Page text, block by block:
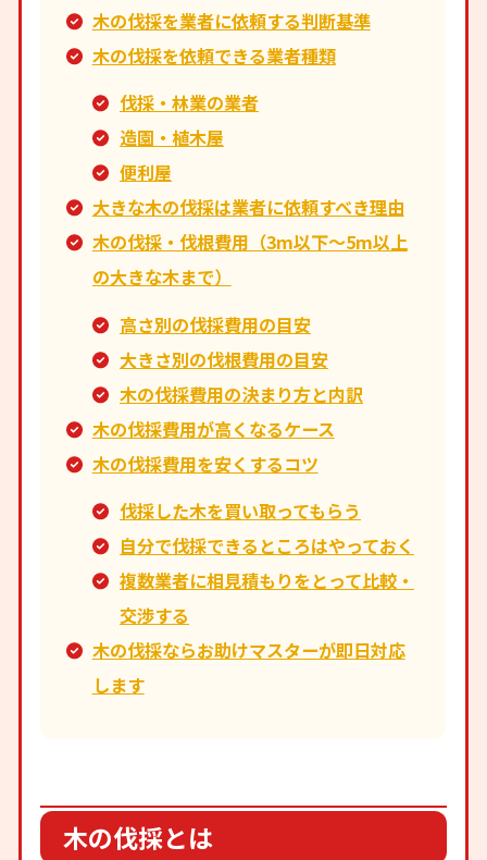
木の伐採を業者に依頼する判断基準
木の伐採を依頼できる業者種類
伐採・林業の業者
造園・植木屋
便利屋
大きな木の伐採は業者に依頼すべき理由
木の伐採・伐根費用（3m以下～5m以上
の大きな木まで）
高さ別の伐採費用の目安
大きさ別の伐根費用の目安
木の伐採費用の決まり方と内訳
木の伐採費用が高くなるケース
木の伐採費用を安くするコツ
伐採した木を買い取ってもらう
自分で伐採できるところはやっておく
複数業者に相見積もりをとって比較・
交渉する
木の伐採ならお助けマスターが即日対応
します
木の伐採とは